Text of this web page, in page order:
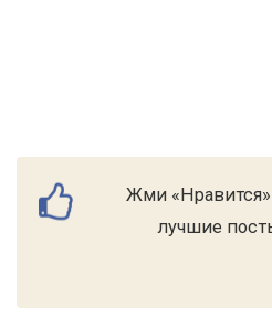
Жми «Нравится»
лучшие